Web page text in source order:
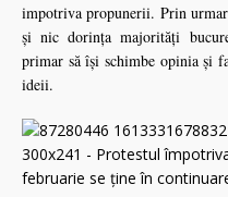
impotriva propunerii. Prin
şi nic dorinţa majorităţi
primar să îşi schimbe opinia şi
ideii.